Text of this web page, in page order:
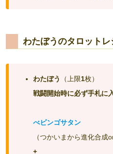
わたぼうのタロットレ
わたぼう （上限1枚）
戦闘開始時に必ず手札に
べビンゴサタン
（つかいまから進化合成
+